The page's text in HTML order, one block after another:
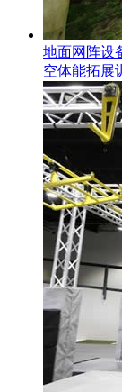
地面网阵设
空体能拓展